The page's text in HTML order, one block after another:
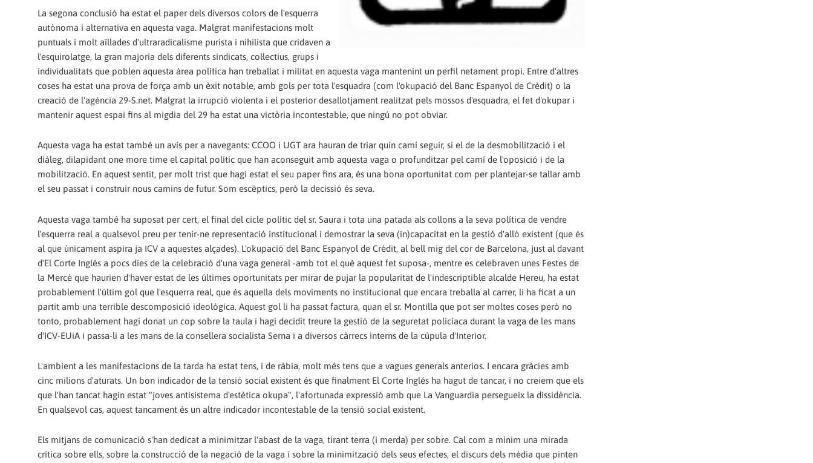
La segona conclusió ha estat el paper dels diversos colors de l'esquerra
autònoma i alternativa en aquesta vaga. Malgrat manifestacions molt
puntuals i molt aïllades d'ultraradicalisme purista i nihilista que cridaven a
l'esquirolatge, la gran majoria dels diferents sindicats, col·lectius, grups i
individualitats que poblen aquesta àrea política han treballat i militat en aquesta vaga mantenint un perfil netament propi. Entre d'altres
coses ha estat una prova de força amb un èxit notable, amb gols per tota l'esquadra (com l'okupació del Banc Espanyol de Crèdit) o la
creació de l'agència 29-S.net. Malgrat la irrupció violenta i el posterior desallotjament realitzat pels mossos d'esquadra, el fet d'okupar i
mantenir aquest espai fins al migdia del 29 ha estat una victòria incontestable, que ningú no pot obviar.
Aquesta vaga ha estat també un avís per a navegants: CCOO i UGT ara hauran de triar quin camí seguir, si el de la desmobilització i el
diàleg, dilapidant one more time el capital polític que han aconseguit amb aquesta vaga o profunditzar pel camí de l'oposició i de la
mobilització. En aquest sentit, per molt trist que hagi estat el seu paper fins ara, és una bona oportunitat com per plantejar-se tallar amb
el seu passat i construir nous camins de futur. Som escèptics, però la decissió és seva.
Aquesta vaga també ha suposat per cert, el final del cicle polític del sr. Saura i tota una patada als collons a la seva política de vendre
l'esquerra real a qualsevol preu per tenir-ne representació institucional i demostrar la seva (in)capacitat en la gestió d'allò existent (que és
al que únicament aspira ja ICV a aquestes alçades). L'okupació del Banc Espanyol de Crèdit, al bell mig del cor de Barcelona, just al davant
d'El Corte Inglés a pocs dies de la celebració d'una vaga general -amb tot el què aquest fet suposa-, mentre es celebraven unes Festes de
la Mercè que haurien d'haver estat de les últimes oportunitats per mirar de pujar la popularitat de l'indescriptible alcalde Hereu, ha estat
probablement l'últim gol que l'esquerra real, que és aquella dels moviments no institucional que encara treballa al carrer, li ha ficat a un
partit amb una terrible descomposició ideològica. Aquest gol li ha passat factura, quan el sr. Montilla que pot ser moltes coses però no
tonto, probablement hagi donat un cop sobre la taula i hagi decidit treure la gestió de la seguretat policíaca durant la vaga de les mans
d'ICV-EUiA i passa-li a les mans de la consellera socialista Serna i a diversos càrrecs interns de la cúpula d'Interior.
L'ambient a les manifestacions de la tarda ha estat tens, i de ràbia, molt més tens que a vagues generals anterios. I encara gràcies amb
cinc milions d'aturats. Un bon indicador de la tensió social existent és que finalment El Corte Inglés ha hagut de tancar, i no creiem que els
que l'han tancat hagin estat "joves antisistema d'estètica okupa", l'afortunada expressió amb que La Vanguardia persegueix la dissidència.
En qualsevol cas, aquest tancament és un altre indicador incontestable de la tensió social existent.
Els mitjans de comunicació s'han dedicat a minimitzar l'abast de la vaga, tirant terra (i merda) per sobre. Cal com a mínim una mirada
crítica sobre ells, sobre la construcció de la negació de la vaga i sobre la minimització dels seus efectes, el discurs dels mèdia que pinten